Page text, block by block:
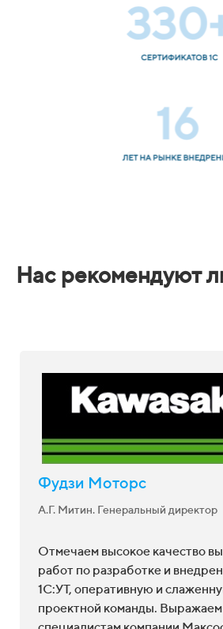
Нас рекомендуют
торговлей 8 мы привлекли
опираясь на положительные
заказчиков и богатый опыт
Специалисты Максофт Оптима